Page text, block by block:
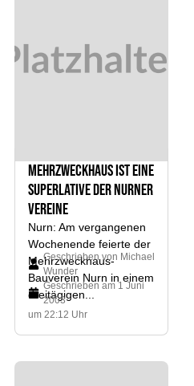
Mehrzweckhaus ist eine
Superlative der Nurner
Vereine
Nurn: Am vergangenen
Wochenende feierte der
Mehrzweckhaus-
Bauverein Nurn in einem
dreitägigen...
Geschrieben von Michael
Wunder
Geschrieben am 1 Juni
2003
um 22:12 Uhr